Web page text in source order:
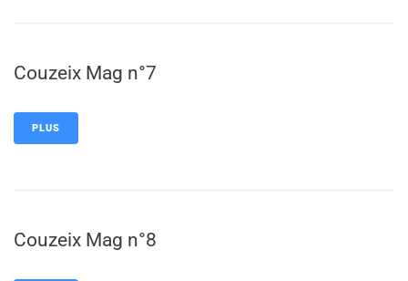
Couzeix Mag n°7
PLUS
Couzeix Mag n°8